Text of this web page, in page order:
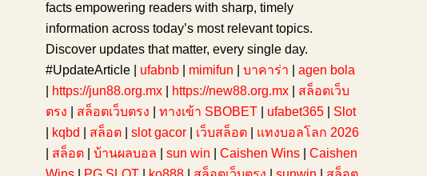
facts empowering readers with sharp, timely
information across today’s most relevant topics.
Discover updates that matter, every single day.
#UpdateArticle | ufabnb mimifun บาคาร่า
agen bola
https://jun88.org.mx https://new88.org.mx
สล็อตเว็บ
ตรง
สล็อตเว็บตรง ทางเข้า SBOBET ufabet365
Slot
kqbd สล็อต slot gacor เว็บสล็อต
แทงบอลโลก 2026
สล็อต บ้านผลบอล sun win Caishen Wins
Caishen